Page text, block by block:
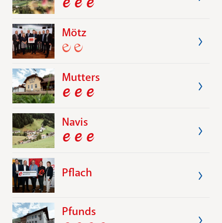
Mötz
Mutters
Navis
Pflach
Pfunds